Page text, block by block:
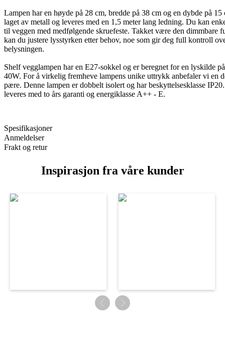
Lampen har en høyde på 28 cm, bredde på 38 cm og en dybde på 15
laget av metall og leveres med en 1,5 meter lang ledning. Du kan
til veggen med medfølgende skruefeste. Takket være den dimmbare
kan du justere lysstyrken etter behov, noe som gir deg full kontroll
belysningen.
Shelf vegglampen har en E27-sokkel og er beregnet for en lyskilde
40W. For å virkelig fremheve lampens unike uttrykk anbefaler vi en
pære. Denne lampen er dobbelt isolert og har beskyttelsesklasse
leveres med to års garanti og energiklasse A++ - E.
Spesifikasjoner
Anmeldelser
Frakt og retur
Inspirasjon fra våre kunder